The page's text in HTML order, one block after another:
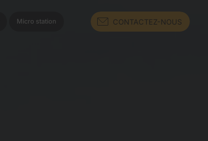
Micro station CONTACTEZ-NOUS